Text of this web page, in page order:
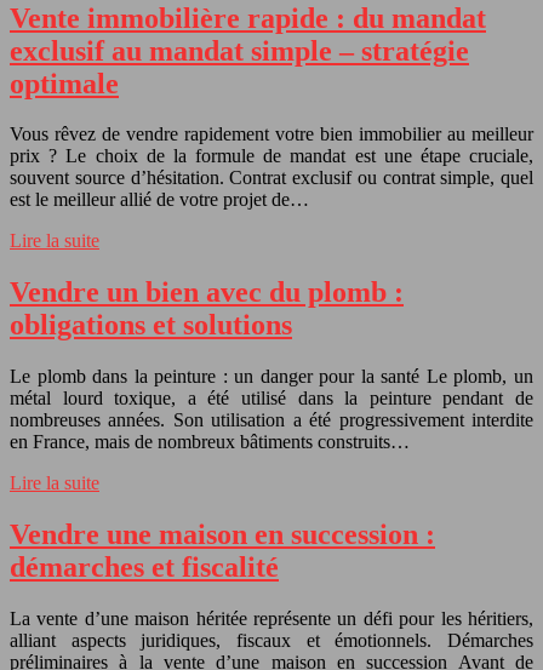
Vente immobilière rapide : du mandat
exclusif au mandat simple – stratégie
optimale
Vous rêvez de vendre rapidement votre bien immobilier au meilleur
prix ? Le choix de la formule de mandat est une étape cruciale,
souvent source d’hésitation. Contrat exclusif ou contrat simple, quel
est le meilleur allié de votre projet de…
Lire la suite
Vendre un bien avec du plomb :
obligations et solutions
Le plomb dans la peinture : un danger pour la santé Le plomb, un
métal lourd toxique, a été utilisé dans la peinture pendant de
nombreuses années. Son utilisation a été progressivement interdite
en France, mais de nombreux bâtiments construits…
Lire la suite
Vendre une maison en succession :
démarches et fiscalité
La vente d’une maison héritée représente un défi pour les héritiers,
alliant aspects juridiques, fiscaux et émotionnels. Démarches
préliminaires à la vente d’une maison en succession Avant de